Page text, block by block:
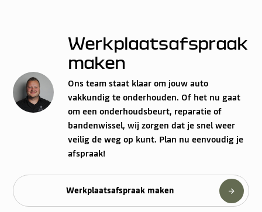
Werkplaatsafspraak
maken
Ons team staat klaar om jouw auto
vakkundig te onderhouden. Of het nu gaat
om een onderhoudsbeurt, reparatie of
bandenwissel, wij zorgen dat je snel weer
veilig de weg op kunt. Plan nu eenvoudig je
afspraak!
Werkplaatsafspraak maken